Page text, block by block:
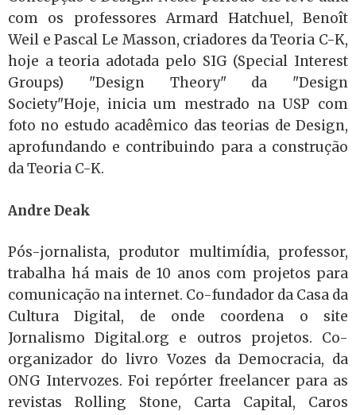
com os professores Armard Hatchuel, Benoît
Weil e Pascal Le Masson, criadores da Teoria C-K,
hoje a teoria adotada pelo SIG (Special Interest
Groups) "Design Theory" da "Design
Society"Hoje, inicia um mestrado na USP com
foto no estudo acadêmico das teorias de Design,
aprofundando e contribuindo para a construção
da Teoria C-K.
Andre Deak
Pós-jornalista, produtor multimídia, professor,
trabalha há mais de 10 anos com projetos para
comunicação na internet. Co-fundador da Casa da
Cultura Digital, de onde coordena o site
Jornalismo Digital.org e outros projetos. Co-
organizador do livro Vozes da Democracia, da
ONG Intervozes. Foi repórter freelancer para as
revistas Rolling Stone, Carta Capital, Caros